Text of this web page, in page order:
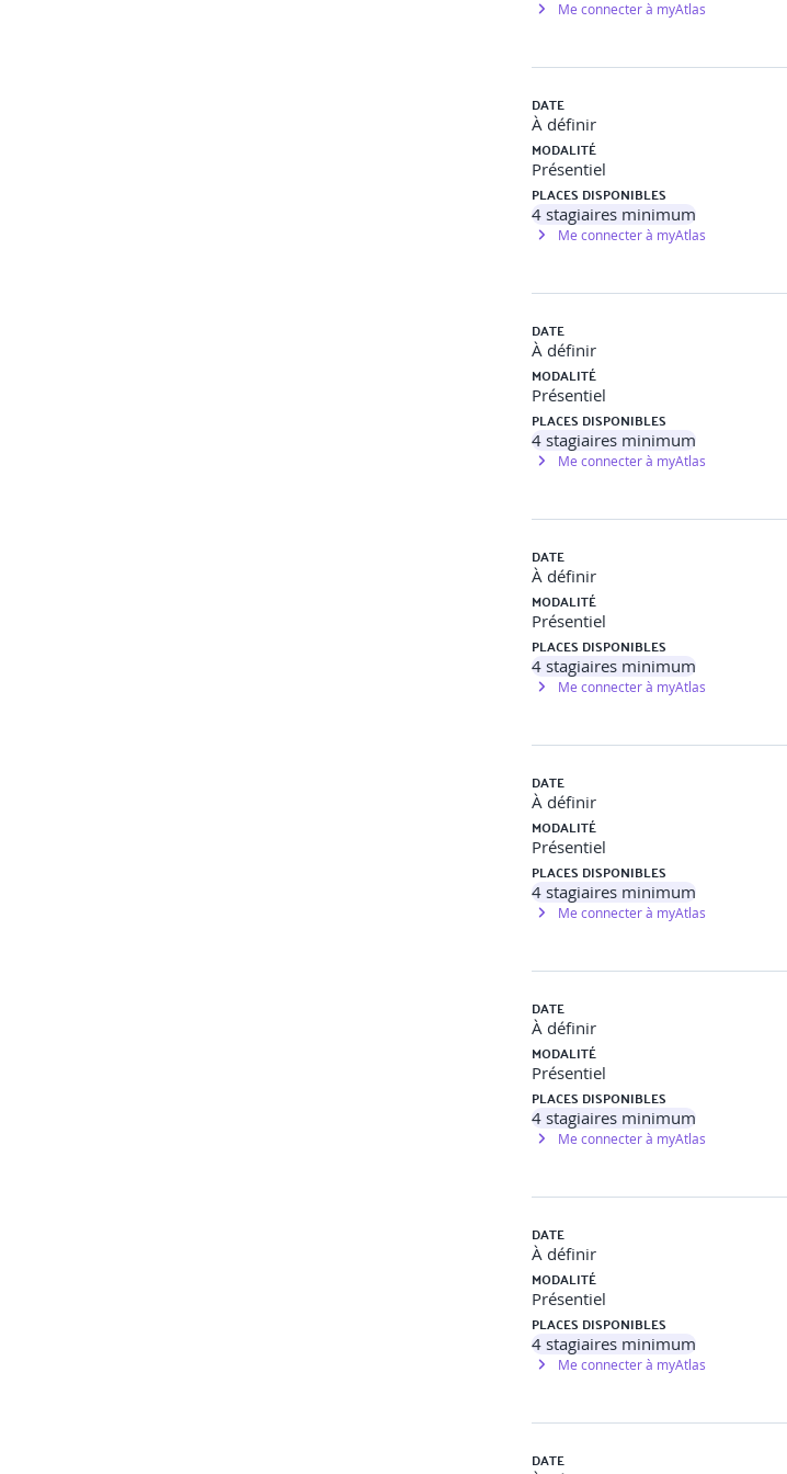
à surveiller au sein de leurs équipes. Des exercices
développer des réflexes adaptés en cas de situation critique.
bonnes pratiques pour accompagner les
actions concrètes pour soutenir leurs équipes tout en limitant les impacts des RPS.
une posture d’écoute active et à engager un dialogue constructif.
synthèse des apprentissageset une réflexion
managériale et élaborent un plan d’action individuel pour intégrer la prévention des
Me connecter à myAtlas
DATE
À définir
MODALITÉ
Présentiel
PLACES DISPONIBLES
4stagiaires minimum
Me connecter à myAtlas
DATE
À définir
MODALITÉ
Présentiel
PLACES DISPONIBLES
4stagiaires minimum
Me connecter à myAtlas
DATE
À définir
MODALITÉ
Présentiel
PLACES DISPONIBLES
4stagiaires minimum
Me connecter à myAtlas
DATE
À définir
MODALITÉ
Présentiel
PLACES DISPONIBLES
4stagiaires minimum
Me connecter à myAtlas
DATE
À définir
MODALITÉ
Présentiel
PLACES DISPONIBLES
4stagiaires minimum
Me connecter à myAtlas
DATE
À définir
MODALITÉ
Présentiel
PLACES DISPONIBLES
4stagiaires minimum
Me connecter à myAtlas
DATE